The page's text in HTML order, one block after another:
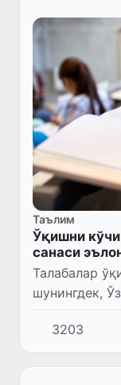
Таълим
Ўқишни
санаси
Талабалар
шунингдек,
нодавлат
юртларига
шу йилнинг
3203